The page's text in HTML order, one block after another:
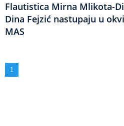
Flautistica Mirna Mlikota-
Dina Fejzić nastupaju u
MAS
Obilježavanje
strana
Aktuelna
1